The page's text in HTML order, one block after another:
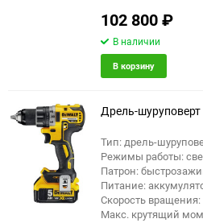
102 800₽
В наличии
В корзину
Дрель-шуруповерт
Тип: дрель-
Режимы работы:
Патрон:
Питание:
Скорость
Макс. крутящий